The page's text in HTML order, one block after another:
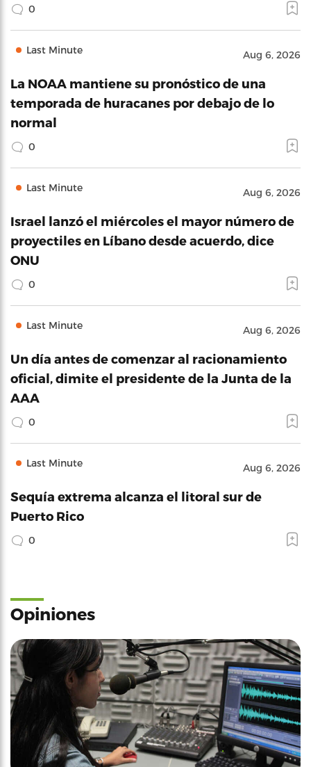
0
Last Minute Aug 6, 2026
La NOAA mantiene su pronóstico de una
temporada de huracanes por debajo de lo
normal
0
Last Minute Aug 6, 2026
Israel lanzó el miércoles el mayor número de
proyectiles en Líbano desde acuerdo, dice
ONU
0
Last Minute Aug 6, 2026
Un día antes de comenzar al racionamiento
oficial, dimite el presidente de la Junta de la
AAA
0
Last Minute Aug 6, 2026
Sequía extrema alcanza el litoral sur de
Puerto Rico
0
Opiniones